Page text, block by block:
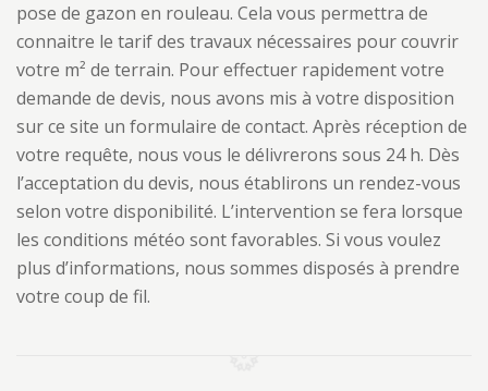
pose de gazon en rouleau. Cela vous permettra de
connaitre le tarif des travaux nécessaires pour couvrir
votre m² de terrain. Pour effectuer rapidement votre
demande de devis, nous avons mis à votre disposition
sur ce site un formulaire de contact. Après réception de
votre requête, nous vous le délivrerons sous 24 h. Dès
l’acceptation du devis, nous établirons un rendez-vous
selon votre disponibilité. L’intervention se fera lorsque
les conditions météo sont favorables. Si vous voulez
plus d’informations, nous sommes disposés à prendre
votre coup de fil.